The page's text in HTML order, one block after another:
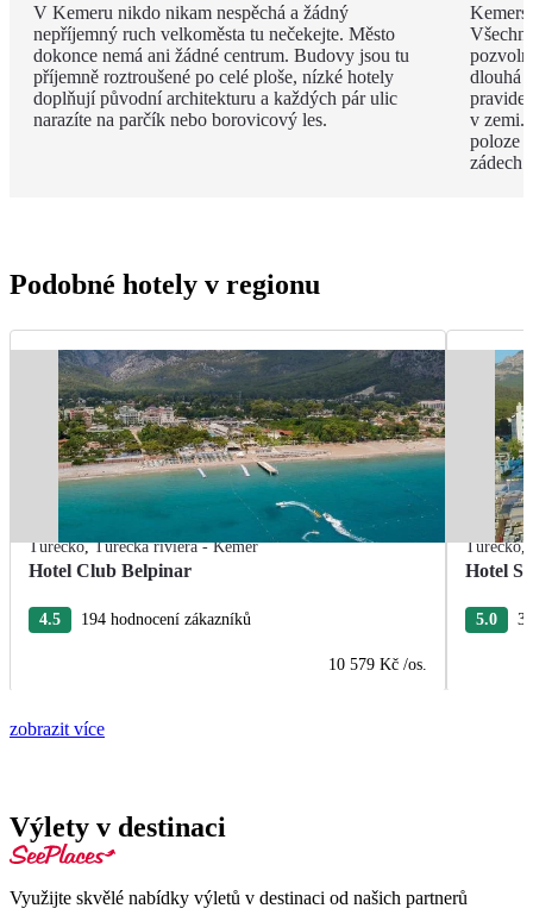
V Kemeru nikdo nikam nespěchá a žádný
nepříjemný ruch velkoměsta tu nečekejte. Město
dokonce nemá ani žádné centrum. Budovy jsou tu
příjemně roztroušené po celé ploše, nízké hotely
doplňují původní architekturu a každých pár ulic
narazíte na parčík nebo borovicový les.
dlouhá
v zemi.
poloze
zádech.
Podobné hotely v regionu
Turecko,Turecká riviéra - Kemer
Hotel Club Belpinar
4.5 194 hodnocení zákazníků
10 579 Kč /os.
Turecko,
Hotel
5.0
zobrazit více
Výlety v destinaci
Využijte skvělé nabídky výletů v destinaci od našich partnerů